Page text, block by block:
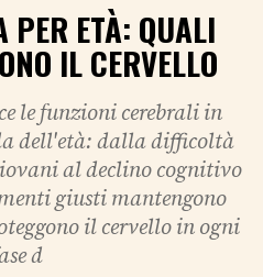
PER ETÀ: QUALI
IL CERVELLO
le funzioni cerebrali in
dell'età: dalla difficoltà
al declino cognitivo
giusti mantengono
il cervello in ogni
d